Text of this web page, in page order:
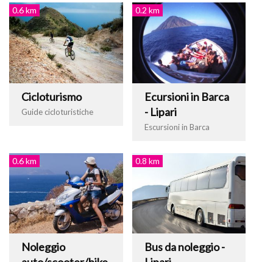
0.6 km
Cicloturismo
Guide cicloturistiche
0.2 km
Ecursioni in Barca
- Lipari
Escursioni in Barca
0.6 km
Noleggio
0.8 km
Bus da noleggio -